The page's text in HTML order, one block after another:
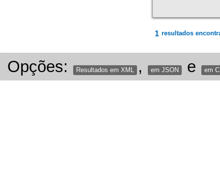
1 resultados
Opções: Resultados em XML , em JSON e em